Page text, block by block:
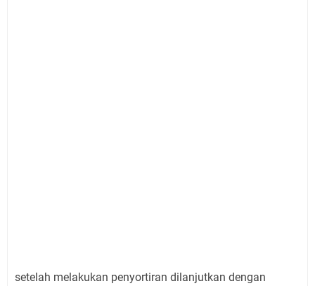
setelah melakukan penyortiran dilanjutkan dengan